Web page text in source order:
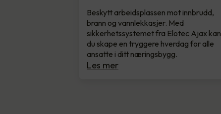
Beskytt arbeidsplassen mot innbrudd,
brann og vannlekkasjer. Med
sikkerhetssystemet fra Elotec Ajax kan
du skape en tryggere hverdag for alle
ansatte i ditt næringsbygg.
Les mer